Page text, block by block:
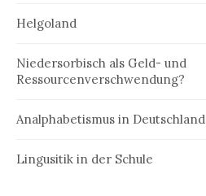
Helgoland
Niedersorbisch als Geld- und
Ressourcenverschwendung?
Analphabetismus in Deutschland
Lingusitik in der Schule